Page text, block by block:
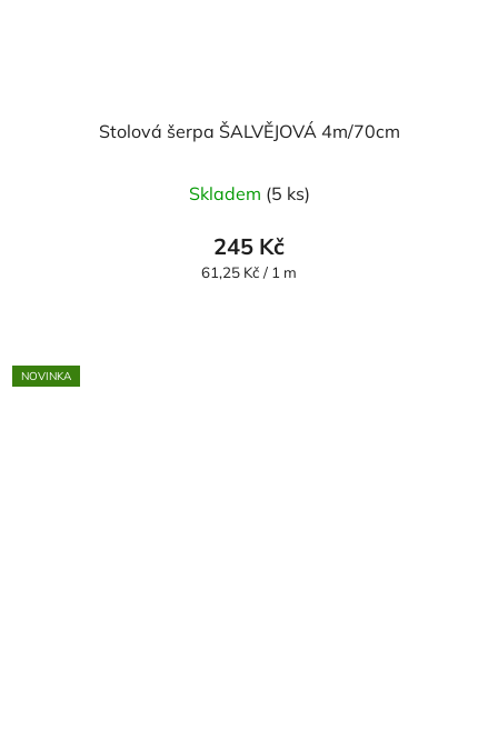
Stolová šerpa ŠALVĚJOVÁ 4m/70cm
Skladem (5 ks)
245 Kč
Měrná
61,25 Kč / 1 m
NOVINKA